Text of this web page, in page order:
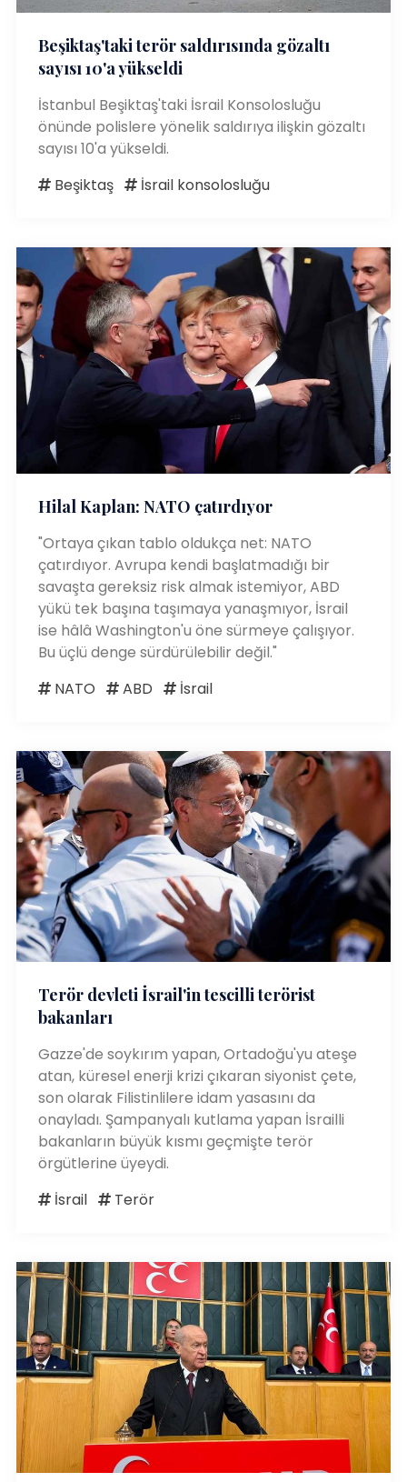
Beşiktaş'taki terör saldırısında gözaltı
sayısı 10'a yükseldi
İstanbul Beşiktaş'taki İsrail Konsolosluğu
önünde polislere yönelik saldırıya ilişkin gözaltı
sayısı 10'a yükseldi.
Beşiktaş
İsrail konsolosluğu
Hilal Kaplan: NATO çatırdıyor
"Ortaya çıkan tablo oldukça net: NATO
çatırdıyor. Avrupa kendi başlatmadığı bir
savaşta gereksiz risk almak istemiyor, ABD
yükü tek başına taşımaya yanaşmıyor, İsrail
ise hâlâ Washington'u öne sürmeye çalışıyor.
Bu üçlü denge sürdürülebilir değil."
NATO
ABD İsrail
Terör devleti İsrail'in tescilli terörist
bakanları
Gazze'de soykırım yapan, Ortadoğu'yu ateşe
atan, küresel enerji krizi çıkaran siyonist çete,
son olarak Filistinlilere idam yasasını da
onayladı. Şampanyalı kutlama yapan İsrailli
bakanların büyük kısmı geçmişte terör
örgütlerine üyeydi.
İsrail
Terör